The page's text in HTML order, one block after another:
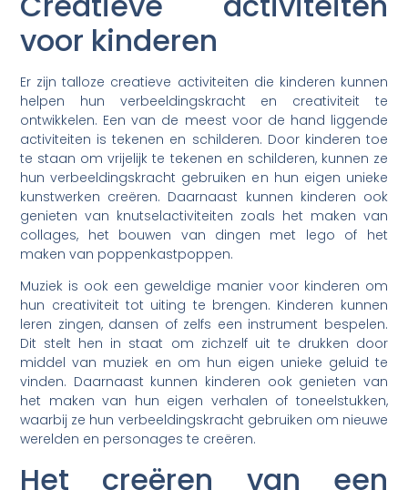
voor kinderen
Er zijn talloze creatieve activiteiten die kinderen kunnen
helpen hun verbeeldingskracht en creativiteit te
ontwikkelen. Een van de meest voor de hand liggende
activiteiten is tekenen en schilderen. Door kinderen toe
te staan om vrijelijk te tekenen en schilderen, kunnen ze
hun verbeeldingskracht gebruiken en hun eigen unieke
kunstwerken creëren. Daarnaast kunnen kinderen ook
genieten van knutselactiviteiten zoals het maken van
collages, het bouwen van dingen met lego of het
maken van poppenkastpoppen.
Muziek is ook een geweldige manier voor kinderen om
hun creativiteit tot uiting te brengen. Kinderen kunnen
leren zingen, dansen of zelfs een instrument bespelen.
Dit stelt hen in staat om zichzelf uit te drukken door
middel van muziek en om hun eigen unieke geluid te
vinden. Daarnaast kunnen kinderen ook genieten van
het maken van hun eigen verhalen of toneelstukken,
waarbij ze hun verbeeldingskracht gebruiken om nieuwe
werelden en personages te creëren.
Het creëren van een